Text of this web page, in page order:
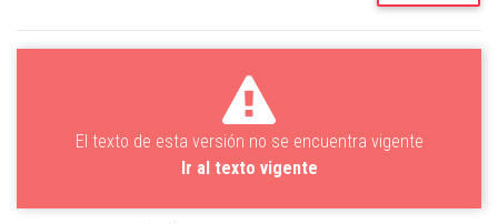
El texto de esta versión no se encuentra vigente
Ir al texto vigente